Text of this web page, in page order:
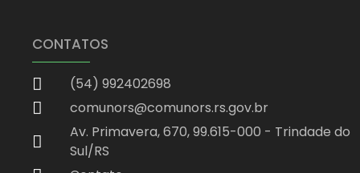
CONTATOS
(54) 992402698
comunors@comunors.rs.gov.br
Av. Primavera, 670, 99.615-000 - Trindade do
Sul/RS